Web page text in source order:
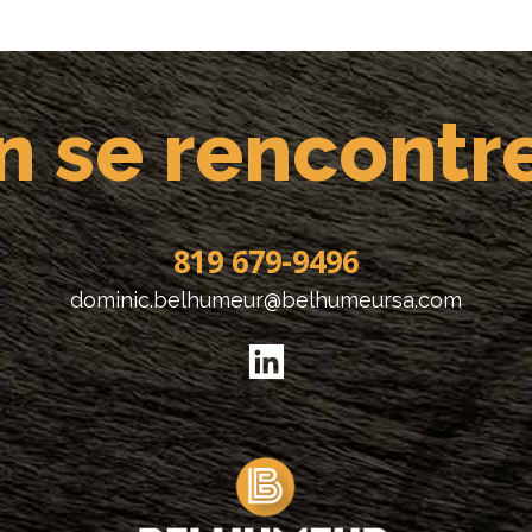
se
819 679-9496
dominic.belhumeur@belhumeursa.com